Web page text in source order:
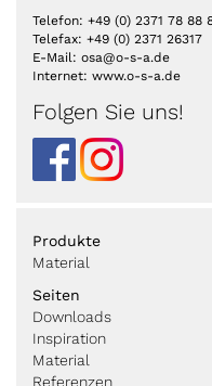
Telefon: +49 (0) 2371 78 88
Telefax: +49 (0) 2371 26317
E-Mail: osa@o-s-a.de
Internet: www.o-s-a.de
Folgen Sie uns!
Produkte
Material
Seiten
Downloads
Inspiration
Material
Referenzen